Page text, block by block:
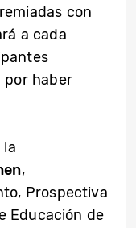
con
a cada
por haber
la
,
Prospectiva
Educación de